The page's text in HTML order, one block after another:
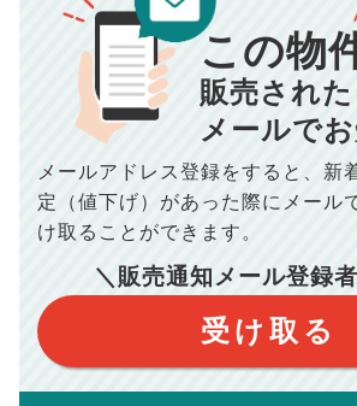
毎月の支払額
年間の支払額
総支払額
このシミュレーターは元利均等返済方式で
このシミュレーターは、四捨五入にて計算
このシミュレーターはお借り入れの全期間
このシミュレーターでの結果は、お借り入
ありません。
このシミュレーターをご利用された方の、
00万円
■仲介手数料／
万円
■売買契約書印紙／0万円
■抵当権抹消費用／0万円
場合がございます。詳しくは最寄りの税務
※シミュレーター結果はあくまでも概算であ
保証するものではございません。
※上記売却費用には、住所変更登記の費用、
で予めご了承ください。
※仲介手数料は宅地建物取引業法で定められ
この物
販売された
メールでお
メールアドレス登録をすると、 新
定（値下げ）があった際に メール
け取ることができます。
＼販売通知メール登録
受け取る